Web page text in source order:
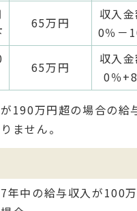
65万円
収入
0％－
65万円
収入
0％
190万円超の場合の給
ません。
年中の給与収入が100